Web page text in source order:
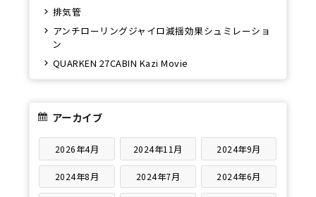
排気管
アンチローリングジャイロ減揺効果シュミレーショ
ン
QUARKEN 27CABIN Kazi Movie
アーカイブ
2026年4月 2024年11月 2024年9月
2024年8月 2024年7月 2024年6月